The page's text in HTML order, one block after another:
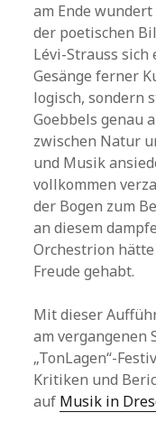
am Ende wundert
der poetischen
Lévi-Strauss sich
Gesänge ferner
logisch, sondern
Goebbels genau
zwischen Natur
und Musik
vollkommen
der Bogen zum
an diesem
Orchestrion
Freude gehabt.
Mit dieser
am vergangenen
„TonLagen“-
Kritiken und
auf Musik in